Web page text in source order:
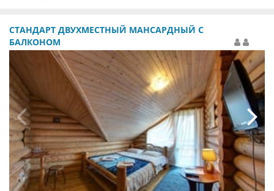
СТАНДАРТ ДВУХМЕСТНЫЙ МАНСАРДНЫЙ С
БАЛКОНОМ